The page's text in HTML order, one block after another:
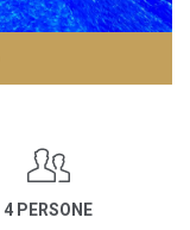
4 PERSONE